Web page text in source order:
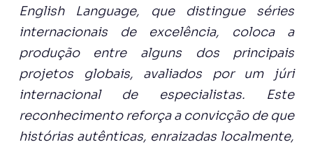
English Language, que distingue séries
internacionais de excelência, coloca a
produção entre alguns dos principais
projetos globais, avaliados por um júri
internacional de especialistas. Este
reconhecimento reforça a convicção de que
histórias autênticas, enraizadas localmente,